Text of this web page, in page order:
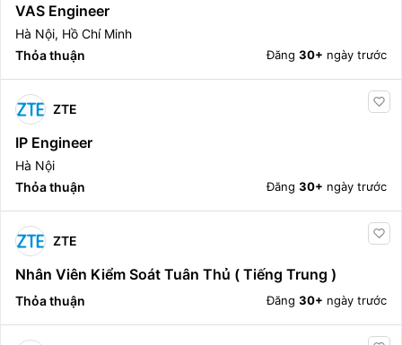
VAS Engineer
Hà Nội, Hồ Chí Minh
Thỏa thuận
Đăng 30+ ngày trước
ZTE
IP Engineer
Hà Nội
Thỏa thuận
Đăng 30+ ngày trước
ZTE
Nhân Viên Kiểm Soát Tuân Thủ ( Tiếng Trung )
Thỏa thuận Đăng 30+ ngày trước